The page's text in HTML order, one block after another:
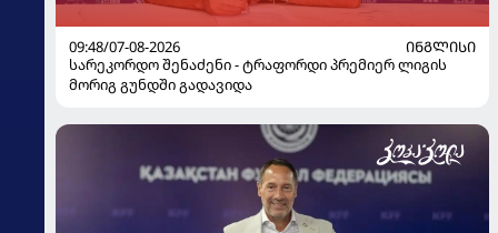
09:48/07-08-2026
ᲘᲜᲒᲚᲘᲡᲘ
სარეკორდო შენაძენი - ტრაფორდი პრემიერ ლიგის
მორიგ გუნდში გადავიდა